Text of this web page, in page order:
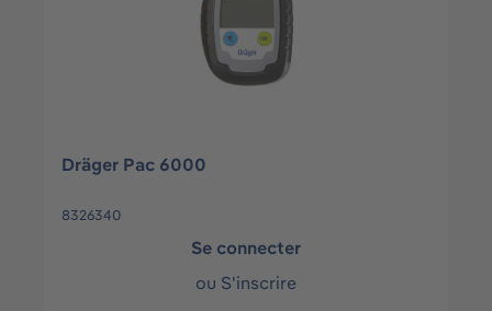
Dräger Pac 6000
8326340
Se connecter
ou S'inscrire